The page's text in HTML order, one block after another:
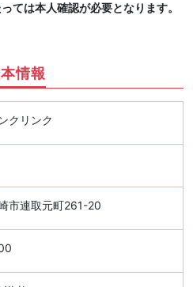
ては本人確認が必要となります。
情報
クリンク
市連取元町261-20